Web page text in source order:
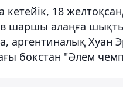
кетейік, 18
шаршы алаңға
аргентиналық Хуан
бокстан "Әлем